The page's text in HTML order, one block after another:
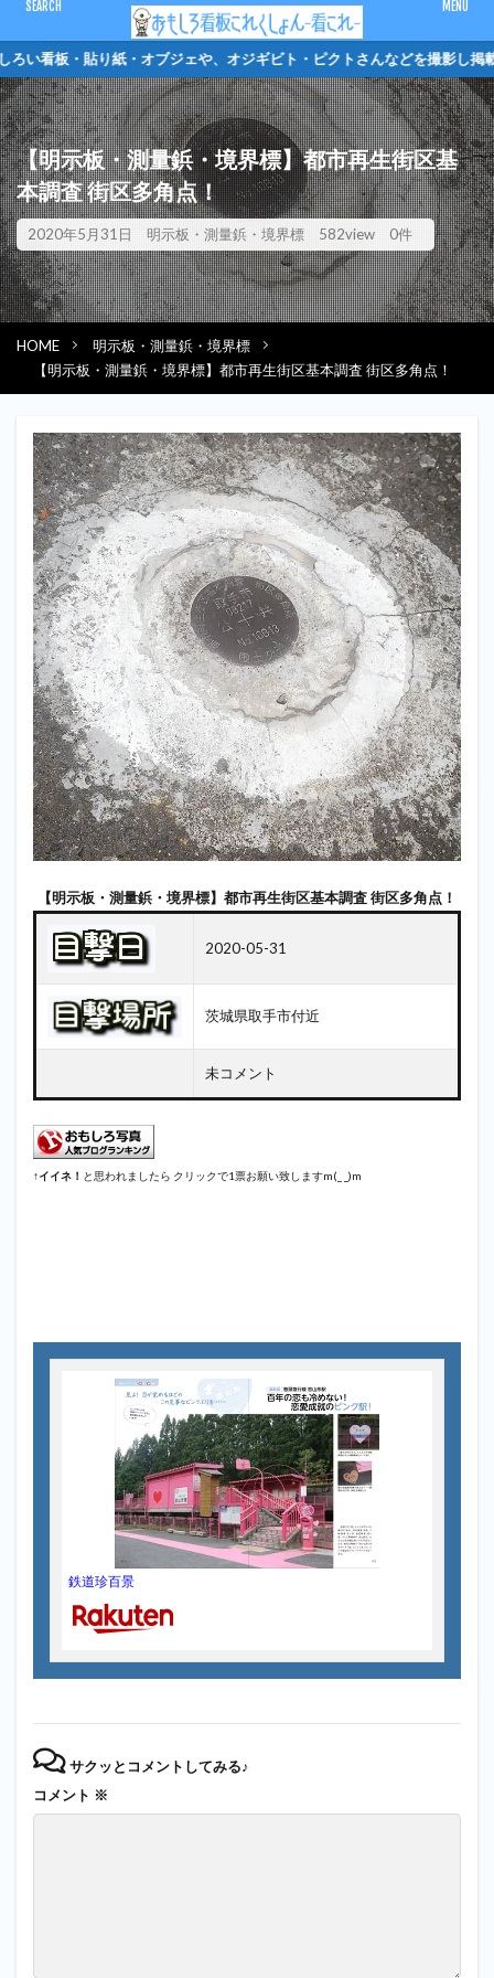
い看板・貼り紙・オブジェや、オジギビト・ピ
【明示板・測量鋲・境界標】都市再生街区基
本調査 街区多角点！
2020年5月31日 明示板・測量鋲・境界標 582view 0件
HOME
明示板・測量鋲・境界標
【明示板・測量鋲・境界標】都市再生街区基本調査 街区多角点！
【明示板・測量鋲・境界標】都市再生街区基本調査 街区多角点！
2020-05-31
茨城県取手市付近
未コメント
↑イイネ！ と思われましたら クリックで1票お願い致しますm(_ _)m
鉄道珍百景
サクッとコメントしてみる♪
コメント ※
CLOSE
キーワード
ピクトさん 単管バリケード クソキャラ トイレマーク
オジギビト
カテゴリー
検索